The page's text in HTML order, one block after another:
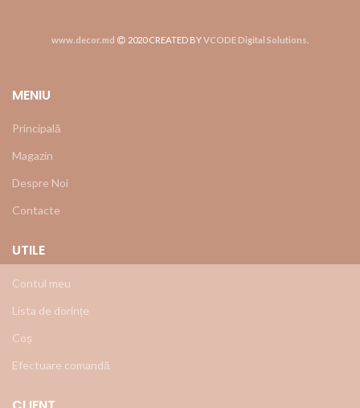
www.decor.md 2020 CREATED BYVCODE Digital Solutions
MENIU
Principală
Magazin
Despre Noi
Contacte
UTILE
Contul meu
Lista de dorințe
Coș
Efectuare comandă